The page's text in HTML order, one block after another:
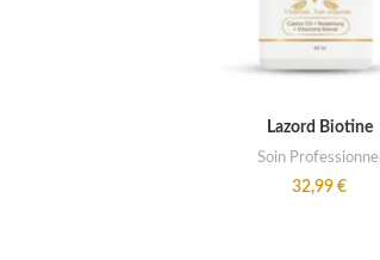
ADD TO CART
Lazord Biotine
Soin Professionnel
32,99 €